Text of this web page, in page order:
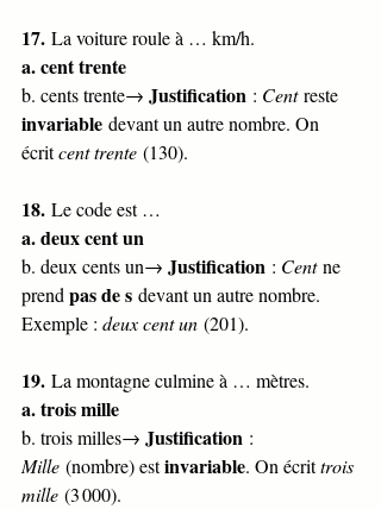
17. La voiture roule à … km/h.
a. cent trente
b. cents trente→ Justification : Cent reste
invariable devant un autre nombre. On
écrit cent trente (130).
18. Le code est …
a. deux cent un
b. deux cents un→ Justification : Cent ne
prend pas de s devant un autre nombre.
Exemple : deux cent un (201).
19. La montagne culmine à … mètres.
a. trois mille
b. trois milles→ Justification :
Mille (nombre) est invariable. On écrit trois
mille (3 000).